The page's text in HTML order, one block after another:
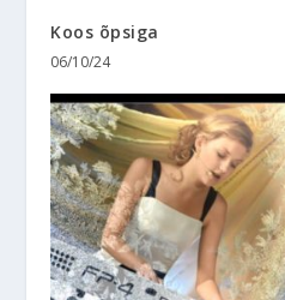
Koos õpsiga
06/10/24